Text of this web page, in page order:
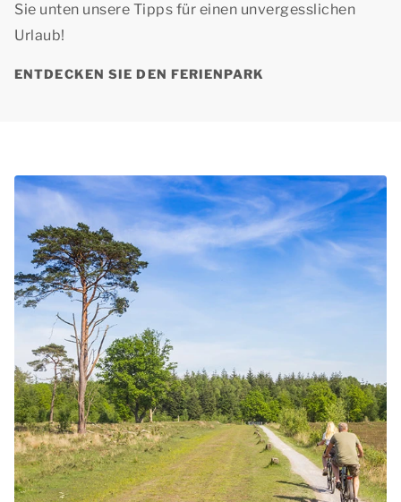
Sie unten unsere Tipps für einen unvergesslichen
Urlaub!
ENTDECKEN SIE DEN FERIENPARK